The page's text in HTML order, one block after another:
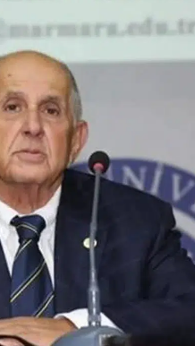
Bitlis
Bolu
Burdur
Bursa
Çanakkale
Çankırı
Çorum
Denizli
Diyarbakır